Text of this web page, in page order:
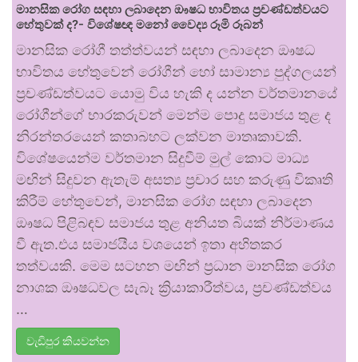
මානසික රෝග සඳහා ලබාදෙන ඖෂධ භාවිතය ප්‍රචණ්ඩත්වයට
හේතුවක් ද?- විශේෂඥ මනෝ වෛද්‍ය රූමි රූබන්
මානසික රෝගී තත්ත්වයන් සඳහා ලබාදෙන ඖෂධ
භාවිතය හේතුවෙන් රෝගීන් හෝ සාමාන්‍ය පුද්ගලයන්
ප්‍රචණ්ඩත්වයට යොමු විය හැකි ද යන්න වර්තමානයේ
රෝගීන්ගේ භාරකරුවන් මෙන්ම පොදු සමාජය තුළ ද
නිරන්තරයෙන් කතාබහට ලක්වන මාතෘකාවකි.
විශේෂයෙන්ම වර්තමාන සිදුවීම් මුල් කොට මාධ්‍ය
මඟින් සිදුවන ඇතැම් අසත්‍ය ප්‍රචාර සහ කරුණු විකෘති
කිරීම් හේතුවෙන්, මානසික රෝග සඳහා ලබාදෙන
ඖෂධ පිළිබඳව සමාජය තුළ අනියත බියක් නිර්මාණය
වී ඇත.එය සමාජයීය වශයෙන් ඉතා අහිතකර
තත්වයකි. මෙම සටහන මඟින් ප්‍රධාන මානසික රෝග
නාශක ඖෂධවල සැබෑ ක්‍රියාකාරීත්වය, ප්‍රචණ්ඩත්වය
…
වැඩිපුර කියවන්න